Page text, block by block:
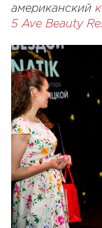
американский
5 Ave Beauty